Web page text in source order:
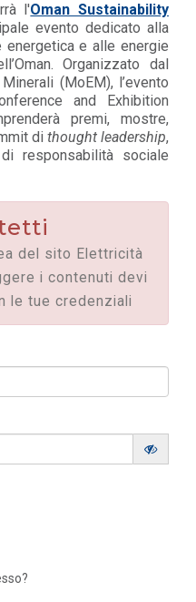
l'Oman Sustainability
evento dedicato alla
e alle energie
Organizzato dal
(MoEM), l’evento
and Exhibition
premi, mostre,
di thought leadership,
responsabilità sociale
del sito Elettricità
i contenuti devi
le tue credenziali